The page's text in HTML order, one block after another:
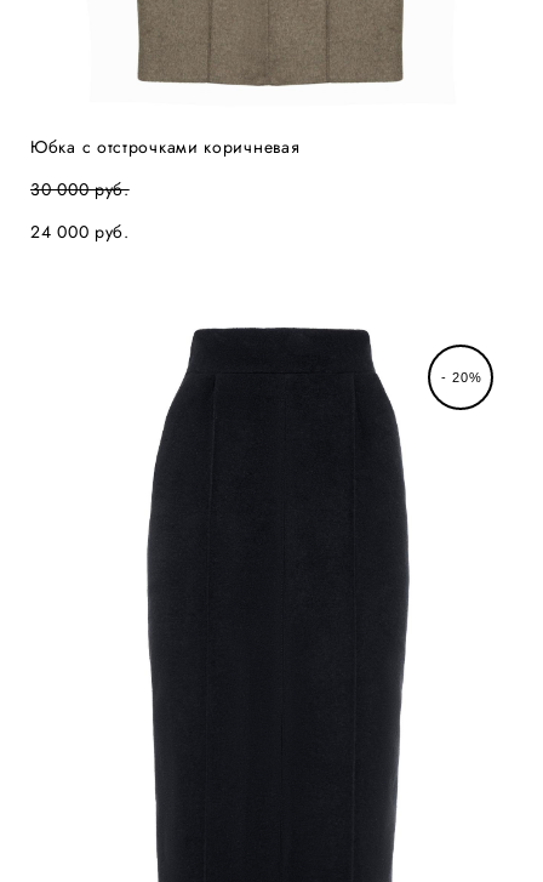
Юбка с отстрочками коричневая
30 000 pуб.
24 000 pуб.
- 20%